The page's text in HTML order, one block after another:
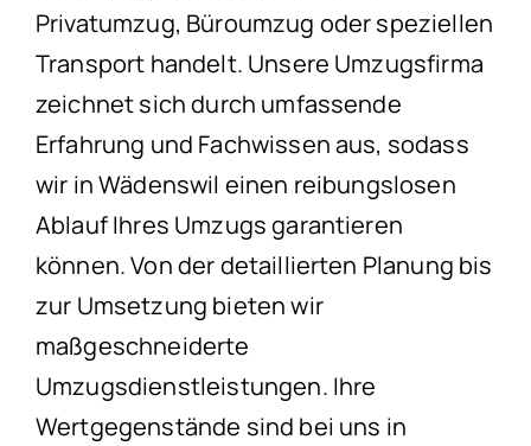
Privatumzug, Büroumzug oder speziellen
Transport handelt. Unsere Umzugsfirma
zeichnet sich durch umfassende
Erfahrung und Fachwissen aus, sodass
wir in Wädenswil einen reibungslosen
Ablauf Ihres Umzugs garantieren
können. Von der detaillierten Planung bis
zur Umsetzung bieten wir
maßgeschneiderte
Umzugsdienstleistungen. Ihre
Wertgegenstände sind bei uns in